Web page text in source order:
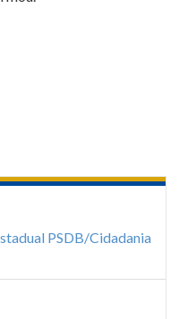
PSDB/Cidadania